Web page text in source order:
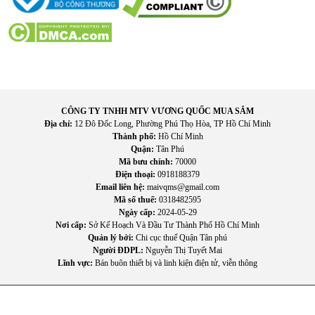
IV. Hướng dẫn sử dụng hiệu quả
1. Cách đo đúng chuẩn
Ngồi nghỉ 5–10 phút trước khi đo
Đeo vòng bít ngang tim
Giữ tư thế ổn định, không nói chuyện
Nhấn nút và chờ kết quả
CÔNG TY TNHH MTV VƯƠNG QUỐC MUA SẮM
Địa chỉ: 12 Đô Đốc Long, Phường Phú Thọ Hòa, TP Hồ Chí Minh
Thành phố: Hồ Chí Minh
Quận: Tân Phú
Mã bưu chính: 70000
Điện thoại: 0918188379
Email liên hệ: maivqms@gmail.com
Mã số thuế: 0318482595
Ngày cấp: 2024-05-29
Nơi cấp: Sở Kế Hoạch Và Đầu Tư Thành Phố Hồ Chí Minh
Quản lý bởi: Chi cục thuế Quận Tân phú
Người ĐDPL: Nguyễn Thị Tuyết Mai
Lĩnh vực: Bán buôn thiết bị và linh kiện điện tử, viễn thông